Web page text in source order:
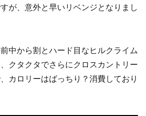
が、意外と早いリベンジとなりまし
中から割とハード目なヒルクライム
クタクタでさらにクロスカントリー
カロリーはばっちり？消費しており